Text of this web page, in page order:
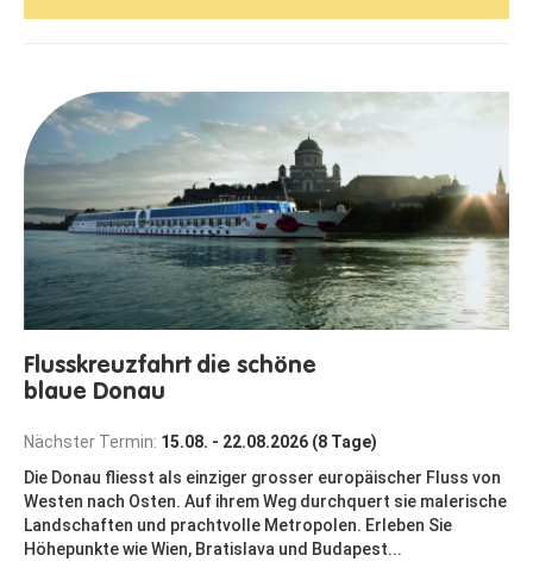
Flusskreuzfahrt die schöne
blaue Donau
Nächster Termin: 15.08. - 22.08.2026 (8 Tage)
Die Donau fliesst als einziger grosser europäischer Fluss von
Westen nach Osten. Auf ihrem Weg durchquert sie malerische
Landschaften und prachtvolle Metropolen. Erleben Sie
Höhepunkte wie Wien, Bratislava und Budapest...